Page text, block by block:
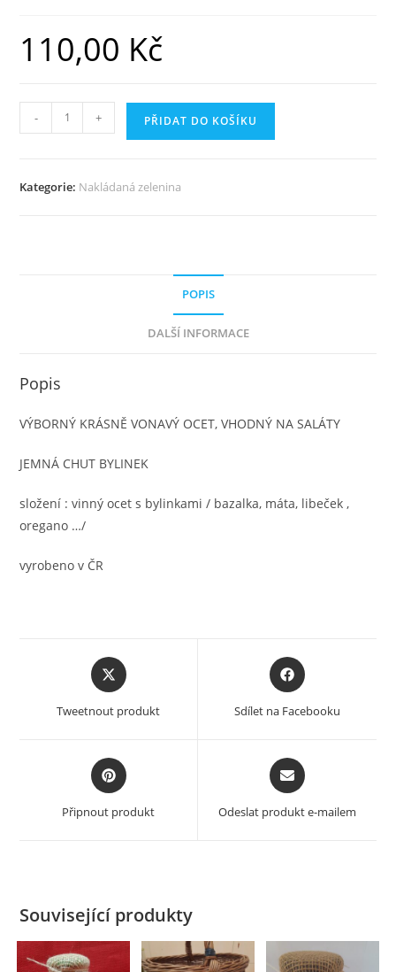
110,00 Kč
BYLINKOVÝ
OCET
- + PŘIDAT DO KOŠÍKU
Kategorie: Nakládaná zelenina
POPIS
DALŠÍ INFORMACE
Popis
VÝBORNÝ KRÁSNĚ VONAVÝ OCET, VHODNÝ NA SALÁTY
JEMNÁ CHUT BYLINEK
složení : vinný ocet s bylinkami / bazalka, máta, libeček ,
oregano …/
vyrobeno v ČR
Opens
in
new
Tweetnout produkt
Opens
in
new
Sdílet na Facebooku
Opens
in
new
Připnout produkt
Opens
in
new
Odeslat produkt e-mailem
Související produkty